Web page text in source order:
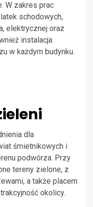
W zakres prac
schodowych,
elektrycznej oraz
instalacja
w każdym budynku.
dla
śmietnikowych i
podwórza. Przy
tereny zielone, z
a także placem
okolicy.